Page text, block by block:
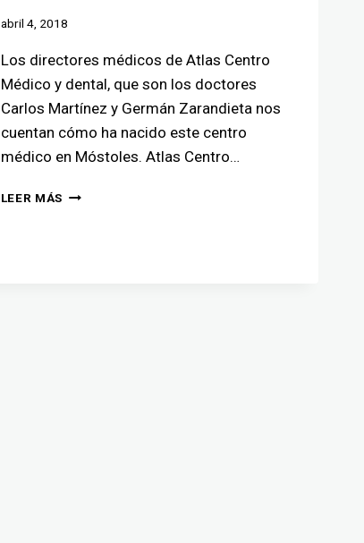
abril 4, 2018
Los directores médicos de Atlas Centro
Médico y dental, que son los doctores
Carlos Martínez y Germán Zarandieta nos
cuentan cómo ha nacido este centro
médico en Móstoles. Atlas Centro…
LEER MÁS